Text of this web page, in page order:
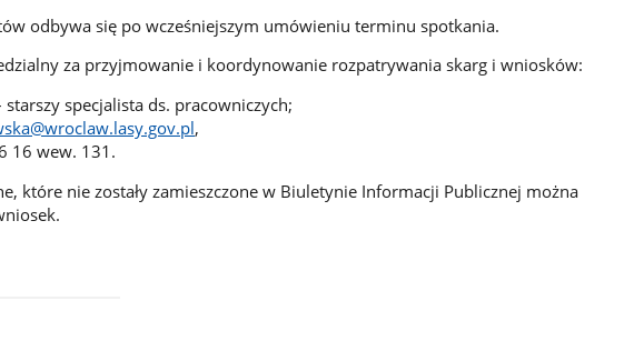
odbywa się po wcześniejszym umówieniu terminu spotkania.
za przyjmowanie i koordynowanie rozpatrywania skarg i wniosków:
starszy specjalista ds. pracowniczych;
,
16 wew. 131.
które nie zostały zamieszczone w Biuletynie Informacji Publicznej można